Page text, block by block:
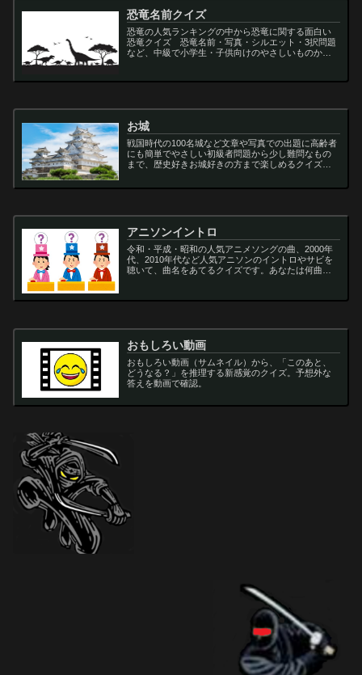
恐竜名前クイズ
恐竜の人気ランキングの中から恐竜に関する面白い
恐竜クイズ 恐竜名前・写真・シルエット・3択問題
など、中級で小学生・子供向けのやさしいものから
サ...
お城
戦国時代の100名城など文章や写真での出題に高齢者
にも簡単でやさしい初級者問題から少し難問なもの
まで、歴史好きお城好きの方まで楽しめるクイズで
アニソンイントロ
令和・平成・昭和の人気アニメソングの曲、2000年
代、2010年代など人気アニソンのイントロやサビを
聴いて、曲名をあてるクイズです。あなたは何曲わ
おもしろい動画
おもしろい動画（サムネイル）から、「このあと、
どうなる？」を推理する新感覚のクイズ。予想外な
答えを動画で確認。